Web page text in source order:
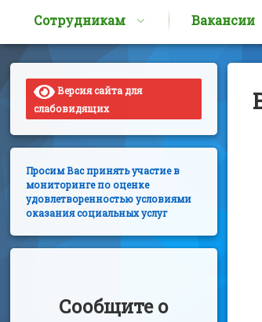
Перейти
содержимому
Сотрудникам Вакансии
Версия сайта для
слабовидящих
Просим Вас принять участие в
мониторинге по оценке
удовлетворенностью условиями
оказания социальных услуг
Сообщите о